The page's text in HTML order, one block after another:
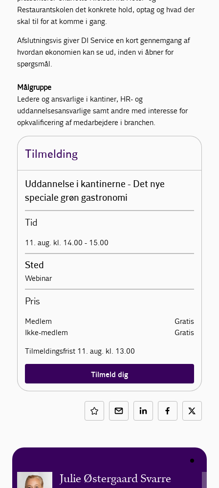
Restaurantskolen det konkrete hold, optag og hvad der
skal til for at komme i gang.
Afslutningsvis giver DI Service en kort gennemgang af
hvordan økonomien kan se ud, inden vi åbner for
spørgsmål.
Målgruppe
Ledere og ansvarlige i kantiner, HR- og
uddannelsesansvarlige samt andre med interesse for
opkvalificering af medarbejdere i branchen.
Tilmelding
Uddannelse i kantinerne - Det nye
speciale grøn gastronomi
Tid
11. aug. kl. 14.00 - 15.00
Sted
Webinar
Pris
Medlem
Gratis
Ikke-medlem
Gratis
Tilmeldingsfrist 11. aug. kl. 13.00
Tilmeld dig
Julie Østergaard Svarre